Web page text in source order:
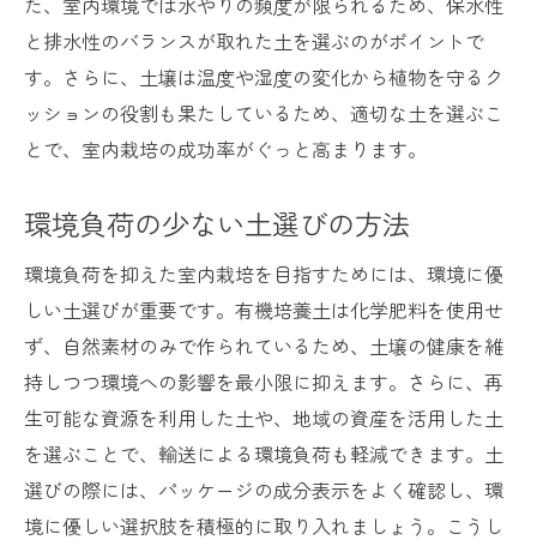
と排水性のバランスが取れた土を選ぶのがポイントで
す。さらに、土壌は温度や湿度の変化から植物を守るク
ッションの役割も果たしているため、適切な土を選ぶこ
とで、室内栽培の成功率がぐっと高まります。
環境負荷の少ない土選びの方法
環境負荷を抑えた室内栽培を目指すためには、環境に優
しい土選びが重要です。有機培養土は化学肥料を使用せ
ず、自然素材のみで作られているため、土壌の健康を維
持しつつ環境への影響を最小限に抑えます。さらに、再
生可能な資源を利用した土や、地域の資産を活用した土
を選ぶことで、輸送による環境負荷も軽減できます。土
選びの際には、パッケージの成分表示をよく確認し、環
境に優しい選択肢を積極的に取り入れましょう。こうし